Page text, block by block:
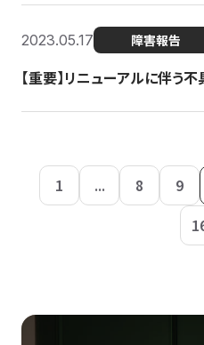
2023.05.17 障害報告
【重要】リニューアルに伴う
1 ... 8 9